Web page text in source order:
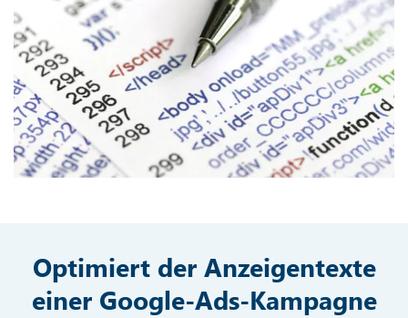
Optimiert der Anzeigentexte
einer Google-Ads-Kampagne